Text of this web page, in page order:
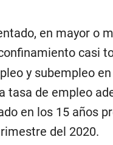
en mayor o
casi
y subempleo
tasa de empleo
en los 15 años
del 2020.